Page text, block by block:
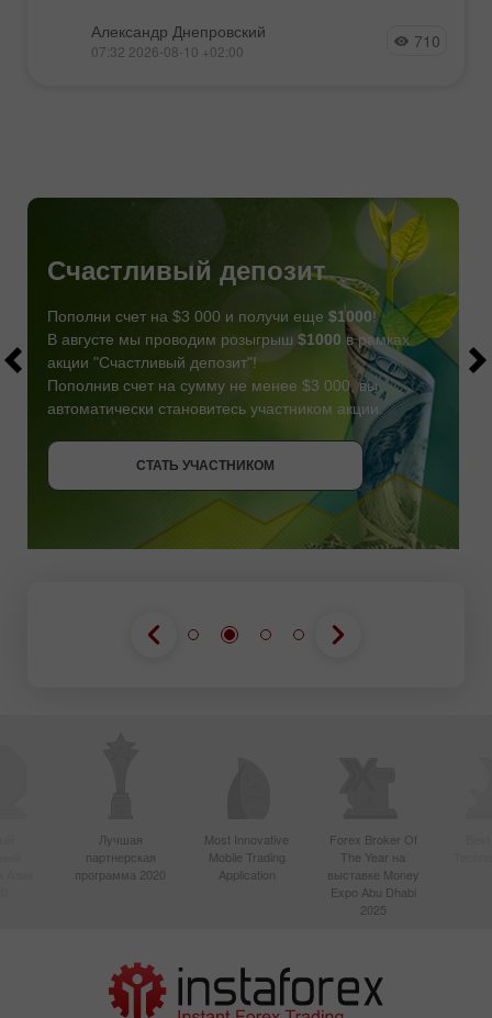
Александр Днепровский
07:32 2026-08-10 +02:00 710
СТАТЬ УЧАСТНИКОМ
Счастливый депозит
Пополни счет на $3 000 и получи еще $1000!
В августе мы проводим розыгрыш $1000 в рамках
акции "Счастливый депозит"!
Пополнив счет на сумму не менее $3 000, вы
автоматически становитесь участником акции.
СТАТЬ УЧАСТНИКОМ
ПОЛУЧИТЬ БОНУС
Лучшая
партнерская
программа 2020
Most Innovative
Mobile Trading
Application
Forex Broker Of
The Year на
выставке Money
Expo Abu Dhabi
2025